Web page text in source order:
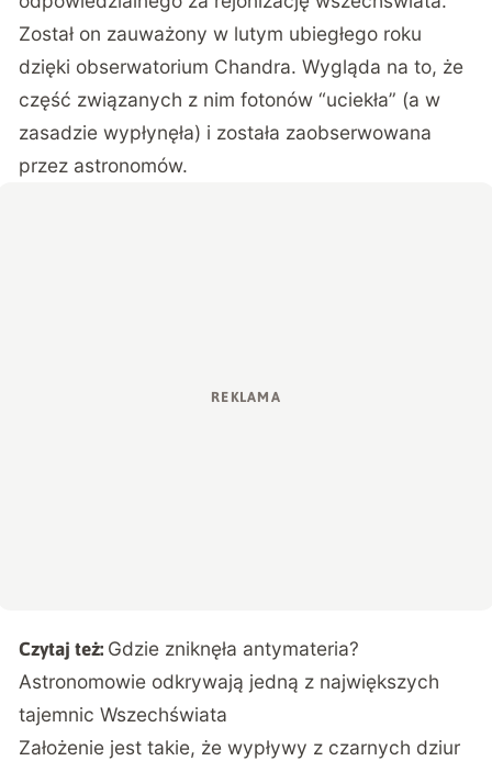
Został on zauważony w lutym ubiegłego roku
dzięki obserwatorium Chandra. Wygląda na to, że
część związanych z nim fotonów “uciekła” (a w
zasadzie wypłynęła) i została zaobserwowana
przez astronomów.
Czytaj też: Gdzie zniknęła antymateria?
Astronomowie odkrywają jedną z największych
tajemnic Wszechświata
Założenie jest takie, że wypływy z czarnych dziur